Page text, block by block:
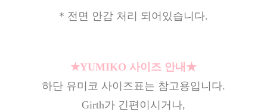
* 전면 안감 처리 되어있습니다.
★YUMIKO 사이즈 안내★
하단 유미코 사이즈표는 참고용입니다.
Girth가 긴편이시거나,